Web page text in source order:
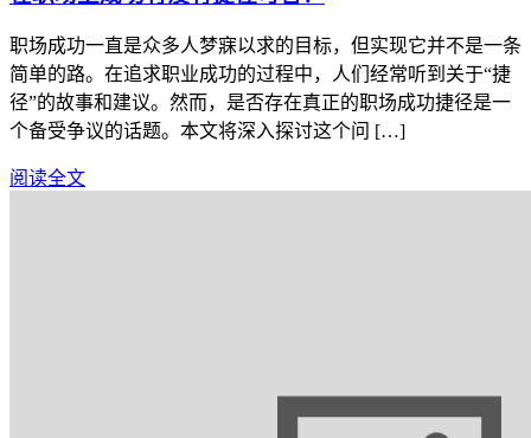
职场成功一直是众多人梦寐以求的目标，但实现它并不是一条
简单的路。在追求职业成功的过程中，人们经常听到关于“捷
径”的故事和建议。然而，是否存在真正的职场成功捷径是一
个备受争议的话题。本文将深入探讨这个问 […]
阅读全文